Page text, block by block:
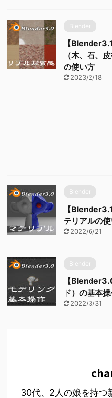
Blender
【
（木、石、
の使い方
2023/2/18
Blender
【
テリアルの
2022/6/21
Blender
【
ド）の基本操
2022/3/31
30代、2人の娘を持つ